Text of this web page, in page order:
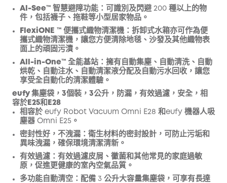
Al-See™ 智慧避障功能 ：可識別及閃避 200 種以上的物
件，包括襪子、拖鞋等小型居家物品。
FlexiONE ™ 便攜式織物清潔機 ：拆卸式水箱亦可作為便
攜式織物清潔機，讓您方便清除地毯、沙發及其他織物表
面上的頑固污漬。
All-in-One™ 全能基站 ：擁有自動集塵、自動清洗、自動
烘乾、自動注水、自動清潔液分配及自動污水回收，讓您
享受全自動化的清潔體驗。
eufy 集塵袋，3個裝，3公升，防漏，有效過濾，安全，相
容於E25和E28
相容於 eufy Robot Vacuum Omni E28 和eufy 機器人吸
塵器 Omni E25。
密封性好，不洩漏：衛生材料的密封設計，可防止污垢和
異味洩漏，確保環境清潔清新。
有效過濾：有效過濾皮屑、黴菌和其他常見的家庭過敏
原，促進更健康的室內空氣品質。
多功能自動清空：配備 3 公升大容量集塵袋，可享有長達